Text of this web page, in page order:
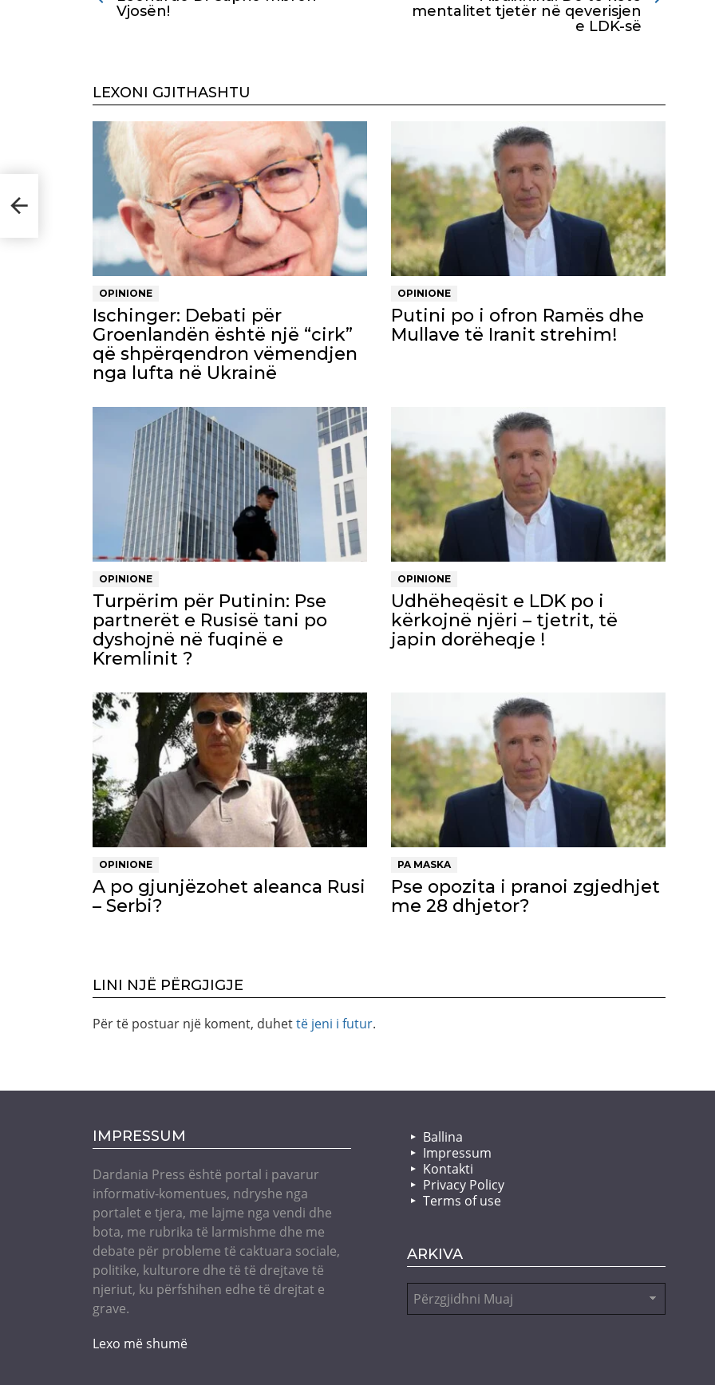
Vjosën!
mentalitet tjetër në qeverisjen
e LDK-së
LEXONI GJITHASHTU
OPINIONE
Ischinger: Debati për
Groenlandën është një “cirk”
që shpërqendron vëmendjen
nga lufta në Ukrainë
OPINIONE
Putini po i ofron Ramës dhe
Mullave të Iranit strehim!
OPINIONE
Turpërim për Putinin: Pse
partnerët e Rusisë tani po
dyshojnë në fuqinë e
Kremlinit ?
OPINIONE
Udhëheqësit e LDK po i
kërkojnë njëri – tjetrit, të
japin dorëheqje !
OPINIONE
A po gjunjëzohet aleanca Rusi
– Serbi?
PA MASKA
Pse opozita i pranoi zgjedhjet
me 28 dhjetor?
LINI NJË PËRGJIGJE
Për të postuar një koment, duhettë jeni i futur.
IMPRESSUM
Dardania Press është portal i pavarur
informativ-komentues, ndryshe nga
portalet e tjera, me lajme nga vendi dhe
bota, me rubrika të larmishme dhe me
debate për probleme të caktuara sociale,
politike, kulturore dhe të të drejtave të
njeriut, ku përfshihen edhe të drejtat e
grave.
Lexo më shumë
Ballina
Impressum
Kontakti
Privacy Policy
Terms of use
ARKIVA